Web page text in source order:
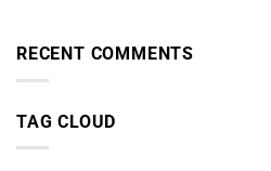
RECENT COMMENTS
TAG CLOUD